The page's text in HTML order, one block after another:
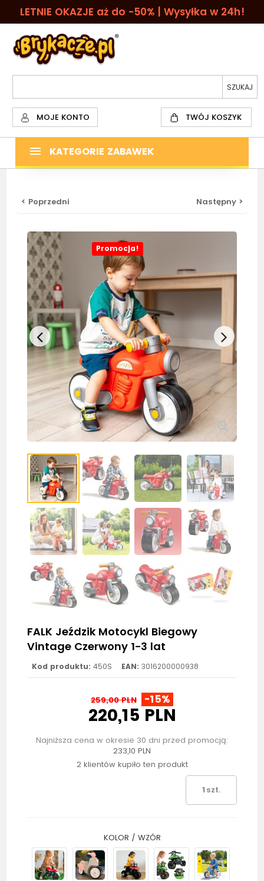
LETNIE OKAZJE aż do -50% | Wysyłka w 24h!
MOJE KONTO TWÓJ KOSZYK
KATEGORIE ZABAWEK
< Poprzedni Następny >
Promocja!
FALK Jeździk Motocykl Biegowy
Vintage Czerwony 1-3 lat
Kod produktu: 450S EAN: 3016200000938
259,00 PLN -15%
220,15 PLN
Najniższa cena w okresie 30 dni przed promocją:
233,10 PLN
2 klientów kupiło ten produkt
szt.
KOLOR / WZÓR